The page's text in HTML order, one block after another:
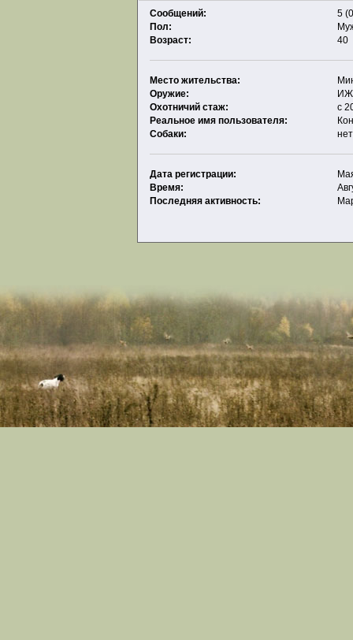
Сообщений:
5
Пол:
Возраст:
40
Место жительства:
Оружие:
Охотничий стаж:
c
Реальное имя пользователя:
Собаки:
нет
Дата регистрации:
Время:
Последняя активность: